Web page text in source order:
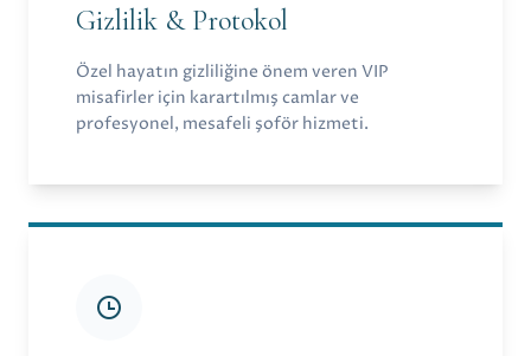
Gizlilik & Protokol
Özel hayatın gizliliğine önem veren VIP
misafirler için karartılmış camlar ve
profesyonel, mesafeli şoför hizmeti.